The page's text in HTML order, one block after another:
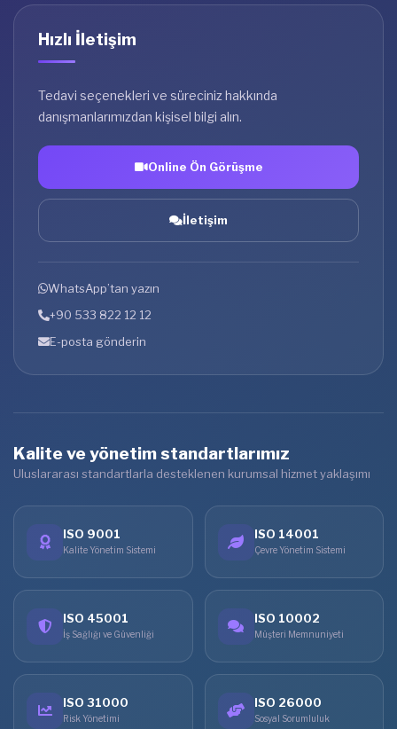
Hızlı İletişim
Tedavi seçenekleri ve süreciniz hakkında
danışmanlarımızdan kişisel bilgi alın.
Online Ön Görüşme
İletişim
WhatsApp’tan yazın
+90 533 822 12 12
E-posta gönderin
Kalite ve yönetim standartlarımız
Uluslararası standartlarla desteklenen kurumsal hizmet yaklaşımı
ISO 9001
Kalite Yönetim Sistemi
ISO 14001
Çevre Yönetim Sistemi
ISO 45001
İş Sağlığı ve Güvenliği
ISO 10002
Müşteri Memnuniyeti
ISO 31000
Risk Yönetimi
ISO 26000
Sosyal Sorumluluk